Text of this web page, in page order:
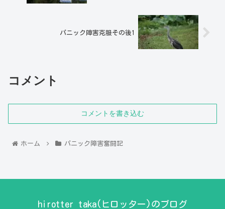
パニック障害克服その後1
コメント
コメントを書き込む
ホーム パニック障害奮闘記
hirotter taka(ヒロッター)のブログ